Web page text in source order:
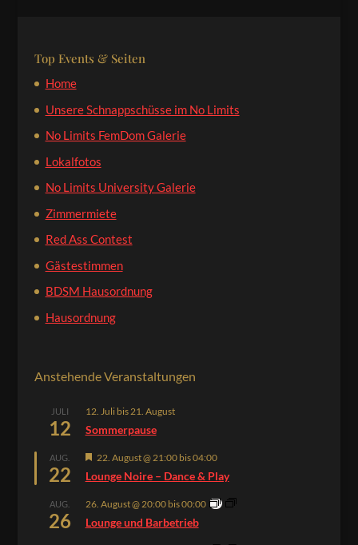
Top Events & Seiten
Home
Unsere Schnappschüsse im No Limits
No Limits FemDom Galerie
Lokalfotos
No Limits University Galerie
Zimmermiete
Red Ass Contest
Gästestimmen
BDSM Hausordnung
Hausordnung
Anstehende Veranstaltungen
JULI
12
12. Julibis21. August
Sommerpause
AUG.
22
Hervorgehoben
22. August @ 21:00bis04:00
Lounge Noire – Dance & Play
AUG.
26
26. August @ 20:00bis00:00
Lounge und Barbetrieb